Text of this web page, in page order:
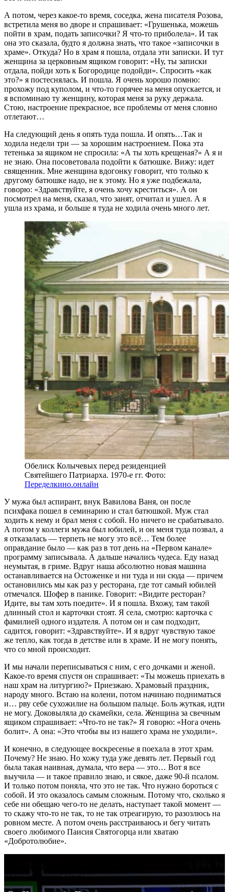
А потом, через какое-то время, соседка, жена писателя Розова,
встретила меня во дворе и спрашивает: «Грушенька, можешь
пойти в храм, подать записочки? Я что-то приболела». И так
она это сказала, будто я должна знать, что такое «записочки в
храме». Откуда? Но в храм я пошла, отдала эти записки. И тут
женщина за церковным ящиком говорит: «Ну, ты записки
отдала, пойди хоть к Богородице подойди». Спросить «как
это?» я постеснялась. И пошла. Я очень хорошо помню:
прохожу под куполом, и что-то горячее на меня опускается, и
я вспоминаю ту женщину, которая меня за руку держала.
Стою, настроение прекрасное, все проблемы от меня словно
отлетают…
На следующий день я опять туда пошла. И опять…Так и
ходила недели три — за хорошим настроением. Пока эта
тетенька за ящиком не спросила: «А ты хоть крещеная?» А я и
не знаю. Она посоветовала подойти к батюшке. Вижу: идет
священник. Мне женщина вдогонку говорит, что только к
другому батюшке надо, не к этому. Но я уже подбежала,
говорю: «Здравствуйте, я очень хочу креститься». А он
посмотрел на меня, сказал, что занят, отчитал и ушел. А я
ушла из храма, и больше я туда не ходила очень много лет.
Обелиск Колычевых перед резиденцией
Святейшего Патриарха. 1970-е гг. Фото:
Переделкино.онлайн
У мужа был аспирант, внук Вавилова Ваня, он после
психфака пошел в семинарию и стал батюшкой. Муж стал
ходить к нему и брал меня с собой. Но ничего не срабатывало.
А потом у коллеги мужа был юбилей, и он меня туда позвал, а
я отказалась — терпеть не могу это всё… Тем более
оправдание было — как раз в тот день на «Первом канале»
программу записывала. А дальше начались чудеса. Еду назад
неумытая, в гриме. Вдруг наша абсолютно новая машина
останавливается на Остоженке и ни туда и ни сюда — причем
остановились мы как раз у ресторана, где тот самый юбилей
отмечался. Шофер в панике. Говорит: «Видите ресторан?
Идите, вы там хоть поедите». И я пошла. Вхожу, там такой
длинный стол и карточки стоят. Я села, смотрю: карточка с
фамилией одного издателя. А потом он и сам подходит,
садится, говорит: «Здравствуйте». И я вдруг чувствую такое
же тепло, как тогда в детстве или в храме. И не могу понять,
что со мной происходит.
И мы начали переписываться с ним, с его дочками и женой.
Какое-то время спустя он спрашивает: «Ты можешь приехать в
наш храм на литургию?» Приезжаю. Храмовый праздник,
народу много. Встаю на колени, потом начинаю подниматься
и… рву себе сухожилие на большом пальце. Боль жуткая, идти
не могу. Доковыляла до скамейки, села. Женщина за свечным
ящиком спрашивает: «Что-то не так?» Я говорю: «Нога очень
болит». А она: «Это чтобы вы из нашего храма не уходили».
И конечно, в следующее воскресенье я поехала в этот храм.
Почему? Не знаю. Но хожу туда уже девять лет. Первый год
была такая наивная, думала, что вера — это… Вот я все
выучила — и такое правило знаю, и сякое, даже 90-й псалом.
И только потом поняла, что это не так. Что нужно бороться с
собой. И это оказалось самым сложным. Потому что, сколько я
себе ни обещаю чего-то не делать, наступает такой момент —
то скажу что-то не так, то не так отреагирую, то разозлюсь на
ровном месте. А потом очень расстраиваюсь и бегу читать
своего любимого Паисия Святогорца или хватаю
«Добротолюбие».
целиком можно здесь: